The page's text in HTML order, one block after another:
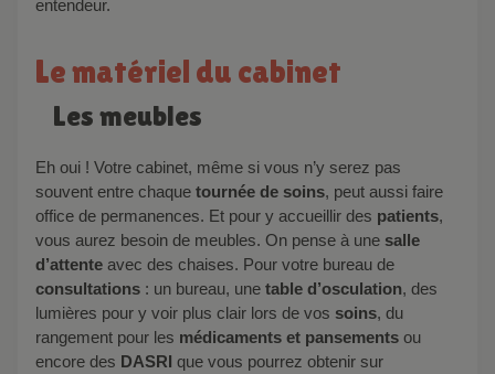
entendeur.
Le matériel du cabinet
Les meubles
Eh oui ! Votre cabinet, même si vous n’y serez pas
souvent entre chaque tournée de soins, peut aussi faire
office de permanences. Et pour y accueillir des patients,
vous aurez besoin de meubles. On pense à une salle
d’attente avec des chaises. Pour votre bureau de
consultations : un bureau, une table d’osculation, des
lumières pour y voir plus clair lors de vos soins, du
rangement pour les médicaments et pansements ou
encore des DASRI que vous pourrez obtenir sur